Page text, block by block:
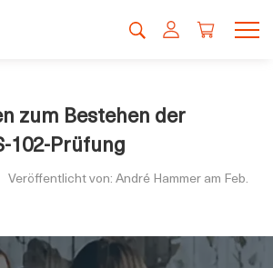
zum Bestehen der
102-Prüfung
Veröffentlicht von: André Hammer am Feb.